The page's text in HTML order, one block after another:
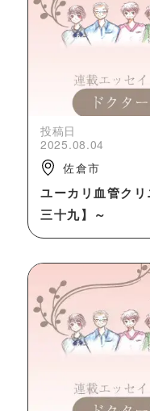
投稿日
2025.08.04
佐倉市
ユーカリ血管ク
三十九】～